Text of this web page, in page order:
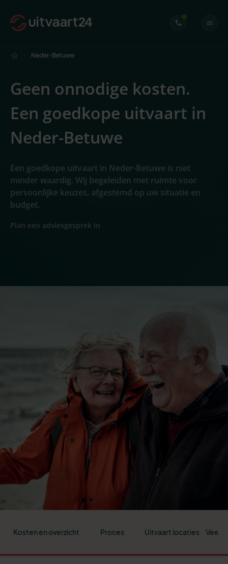
Neder-Betuwe
Geen onnodige kosten.
Een goedkope uitvaart in
Neder-Betuwe
Een goedkope uitvaart in Neder-Betuwe is niet
minder waardig. Wij begeleiden met ruimte voor
persoonlijke keuzes, afgestemd op uw situatie en
budget.
Plan een adviesgesprek in
Kosten en overzicht Proces Uitvaart locaties